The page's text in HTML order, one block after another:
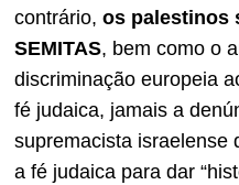
contrário, os palestinos
SEMITAS, bem como o
discriminação europeia
fé judaica, jamais a
supremacista israelense
a fé judaica para dar